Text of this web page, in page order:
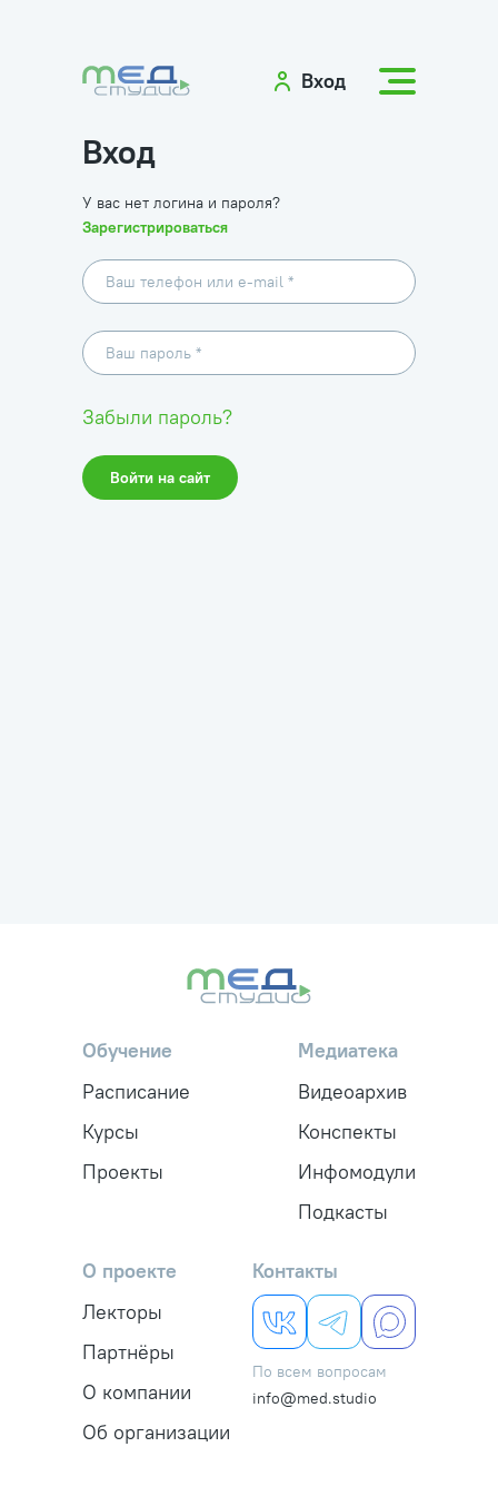
Вход
Вход
У вас нет логина и пароля?
Зарегистрироваться
Забыли пароль?
Войти на сайт
Обучение
Расписание
Курсы
Проекты
Медиатека
Видеоархив
Конспекты
Инфомодули
Подкасты
О проекте
Лекторы
Партнёры
О компании
Об организации
Контакты
По всем вопросам
info@med.studio